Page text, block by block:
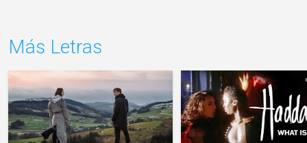
Más Letras